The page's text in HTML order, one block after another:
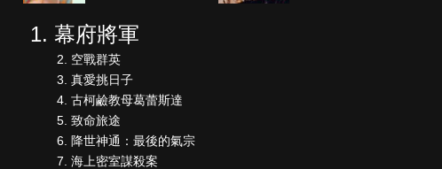
幕府將軍
空戰群英
真愛挑日子
古柯鹼教母葛蕾斯達
致命旅途
降世神通：最後的氣宗
海上密室謀殺案